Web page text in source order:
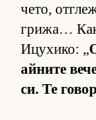
че­то,
гри­жа…
Ицу­хи­ко: „
ай­ните
си. Те